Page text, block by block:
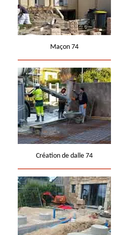
Maçon 74
Création de dalle 74